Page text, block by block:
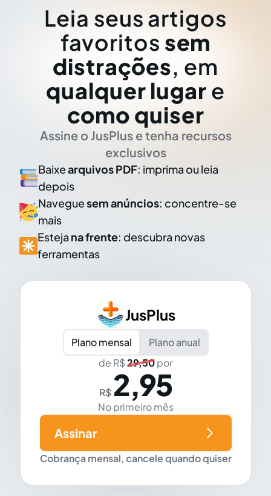
Leia seus artigos
favoritos sem
distrações, em
qualquer lugar e
como quiser
Assine o JusPlus e tenha recursos
exclusivos
Baixearquivos PDF: imprima ou leia
depois
Naveguesem anúncios: concentre-se
mais
Esteja na frente: descubra novas
ferramentas
JusPlus
Plano mensal
Plano anual
de R$29,50por
R$ 2,95
No primeiro mês
Cobrança mensal, cancele quando quiser
Assinar